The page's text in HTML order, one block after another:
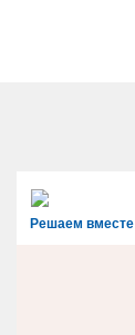
Решаем вместе